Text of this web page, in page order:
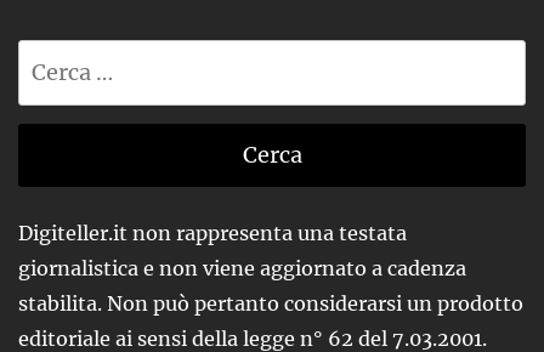
Digiteller.it non rappresenta una testata
giornalistica e non viene aggiornato a cadenza
stabilita. Non può pertanto considerarsi un prodotto
editoriale ai sensi della legge n° 62 del 7.03.2001.